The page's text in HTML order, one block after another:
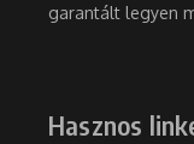
garantált legyen
Hasznos